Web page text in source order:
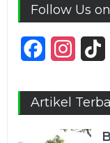
Follow Us on
Facebook
Artikel